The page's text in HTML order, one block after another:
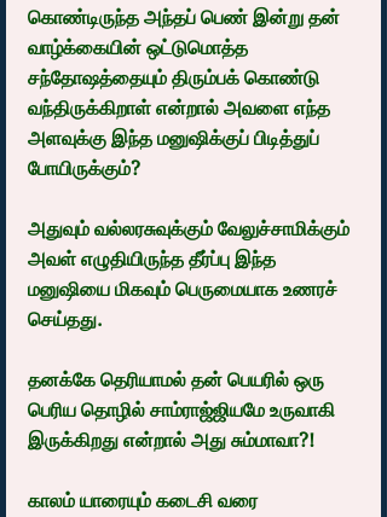
கொண்டிருந்த அந்தப் பெண் இன்று தன்
வாழ்க்கையின் ஒட்டுமொத்த
சந்தோஷத்தையும் திரும்பக் கொண்டு
வந்திருக்கிறாள் என்றால் அவளை எந்த
அளவுக்கு இந்த மனுஷிக்குப் பிடித்துப்
போயிருக்கும்?
அதுவும் வல்லரசுவுக்கும் வேலுச்சாமிக்கும்
அவள் எழுதியிருந்த தீர்ப்பு இந்த
மனுஷியை மிகவும் பெருமையாக உணரச்
செய்தது.
தனக்கே தெரியாமல் தன் பெயரில் ஒரு
பெரிய தொழில் சாம்ராஜ்ஜியமே உருவாகி
இருக்கிறது என்றால் அது சும்மாவா?!
காலம் யாரையும் கடைசி வரை